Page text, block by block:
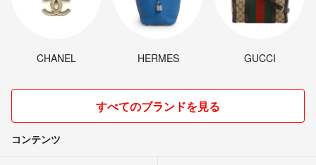
CHANEL HERMES GUCCI
すべてのブランドを見る
コンテンツ